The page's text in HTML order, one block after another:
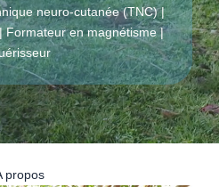
neuro-cutanée (TNC) |
Formateur en magnétisme |
propos